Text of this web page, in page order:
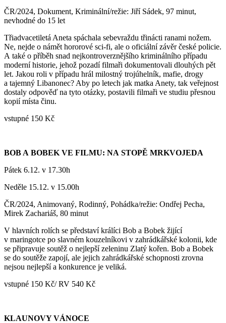
ČR/2024, Dokument, Kriminální/režie: Jiří Sádek, 97 minut,
nevhodné do 15 let
Třiadvacetiletá Aneta spáchala sebevraždu třinácti ranami nožem.
Ne, nejde o námět hororové sci-fi, ale o oficiální závěr české policie.
A také o příběh snad nejkontroverznějšího kriminálního případu
moderní historie, jehož pozadí filmaři dokumentovali dlouhých pět
let. Jakou roli v případu hrál milostný trojúhelník, mafie, drogy
a tajemný Libanonec? Aby po letech jak matka Anety, tak veřejnost
dostaly odpověď na tyto otázky, postavili filmaři ve studiu přesnou
kopií místa činu.
vstupné 150 Kč
BOB A BOBEK VE FILMU: NA STOPĚ MRKVOJEDA
Pátek 6.12. v 17.30h
Neděle 15.12. v 15.00h
ČR/2024, Animovaný, Rodinný, Pohádka/režie: Ondřej Pecha,
Mirek Zachariáš, 80 minut
V hlavních rolích se představí králíci Bob a Bobek žijící
v maringotce po slavném kouzelníkovi v zahrádkářské kolonii, kde
se připravuje soutěž o nejlepší zeleninu Zlatý kořen. Bob a Bobek
se do soutěže zapojí, ale jejich zahrádkářské schopnosti zrovna
nejsou nejlepší a konkurence je veliká.
vstupné 150 Kč/ RV 540 Kč
KLAUNOVY VÁNOCE